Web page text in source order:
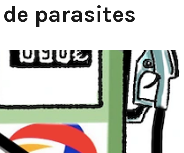
parasites